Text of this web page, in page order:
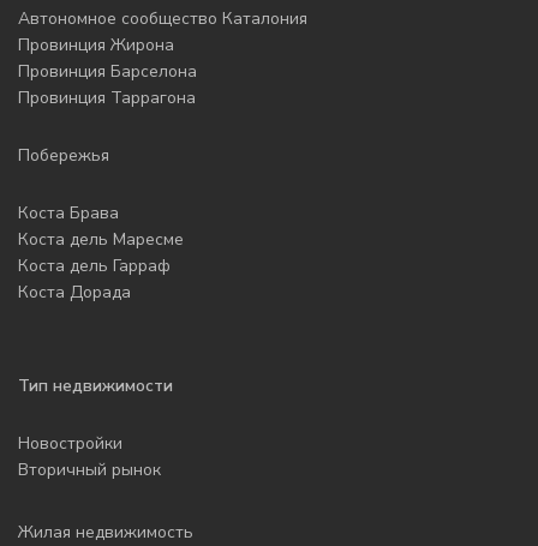
Автономное сообщество Каталония
Провинция Жирона
Провинция Барселона
Провинция Таррагона
Побережья
Коста Брава
Коста дель Маресме
Коста дель Гарраф
Коста Дорада
Тип недвижимости
Новостройки
Вторичный рынок
Жилая недвижимость